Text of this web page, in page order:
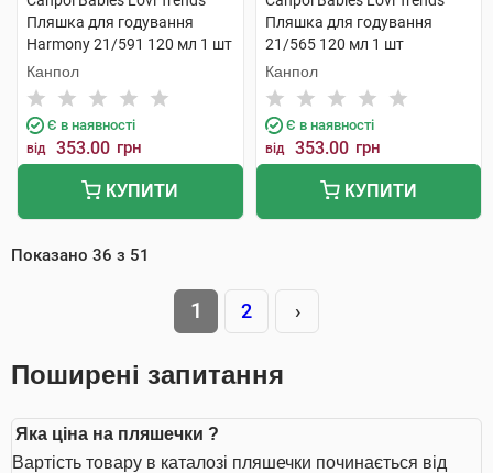
Пляшка для годування
Harmony 21/591 120 мл 1 шт
Канпол
Є в наявності
від 353.00 грн
КУПИТИ
Пляшка для годування
21/565 120 мл 1 шт
Канпол
Є в наявності
від 353.00 грн
КУПИТИ
Показано 36 з 51
1 2 ›
Поширені запитання
Яка ціна на пляшечки ?
Вартість товару в каталозі пляшечки починається від